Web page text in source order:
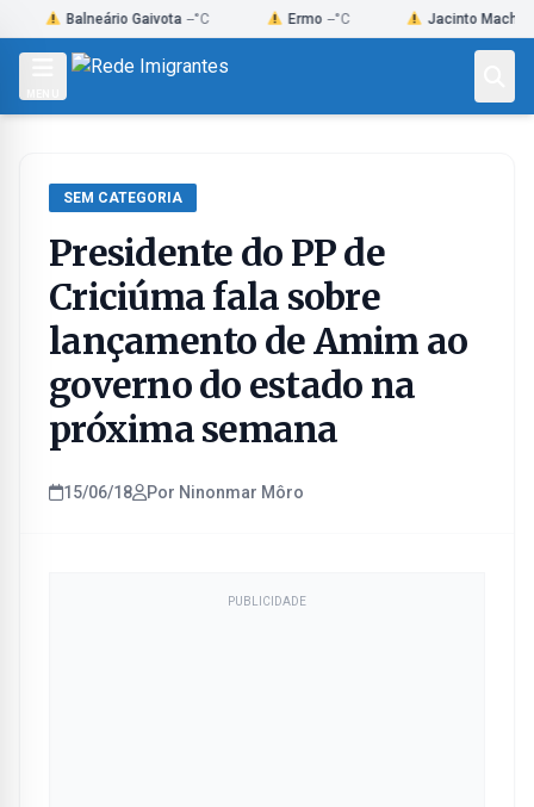
to
Balneário Gaivota --°C Ermo --°C Jacinto Machado --°C
SEM CATEGORIA
Presidente do PP de
Criciúma fala sobre
lançamento de Amim ao
governo do estado na
próxima semana
15/06/18 Por Ninonmar Môro
PUBLICIDADE